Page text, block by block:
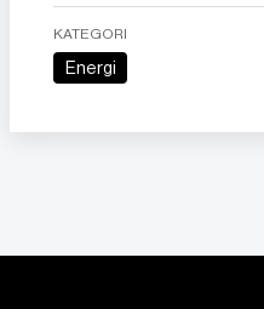
KATEGORI
Energi